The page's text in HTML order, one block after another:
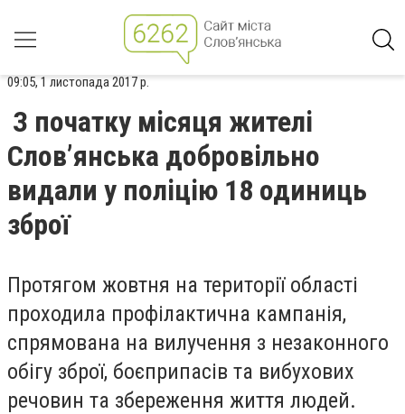
09:05, 1 листопада 2017 р.
З початку місяця жителі
Слов’янська добровільно
видали у поліцію 18 одиниць
зброї
Протягом жовтня на території області
проходила профілактична кампанія,
спрямована на вилучення з незаконного
обігу зброї, боєприпасів та вибухових
речовин та збереження життя людей.